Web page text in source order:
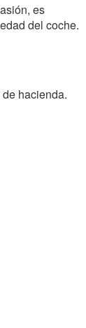
es
del coche.
hacienda.